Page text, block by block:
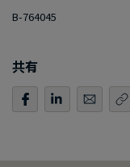
共有
B-764045